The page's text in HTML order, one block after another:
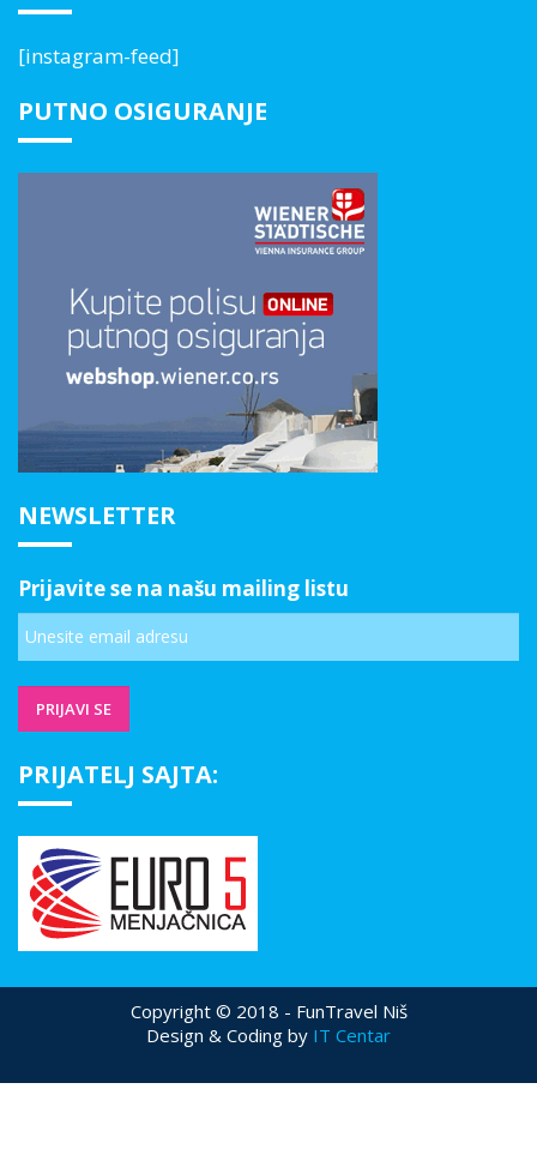
[instagram-feed]
PUTNO OSIGURANJE
NEWSLETTER
Prijavite se na našu mailing listu
PRIJATELJ SAJTA:
Copyright © 2018 - FunTravel Niš
Design & Coding by IT Centar